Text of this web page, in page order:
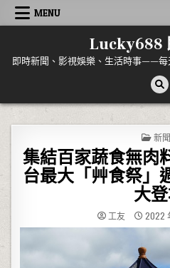
Skip to content
MENU
Lucky688
即時新聞、影視娛樂、生活時事——每
新聞
集結百家蔬食無肉
台最大「艸食祭」
大
工友 2022